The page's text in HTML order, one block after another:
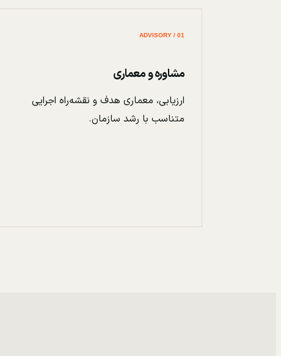
01 / ADVISORY
مشاوره و معماری
ارزیابی، معماری هدف و نقشه‌راه اجرایی
متناسب با رشد سازمان.